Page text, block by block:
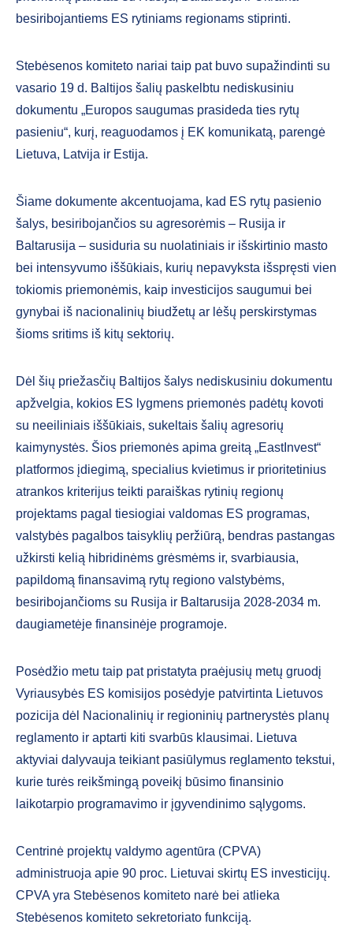
besiribojantiems ES rytiniams regionams stiprinti.
Stebėsenos komiteto nariai taip pat buvo supažindinti su
vasario 19 d. Baltijos šalių paskelbtu nediskusiniu
dokumentu „Europos saugumas prasideda ties rytų
pasieniu“, kurį, reaguodamos į EK komunikatą, parengė
Lietuva, Latvija ir Estija.
Šiame dokumente akcentuojama, kad ES rytų pasienio
šalys, besiribojančios su agresorėmis – Rusija ir
Baltarusija – susiduria su nuolatiniais ir išskirtinio masto
bei intensyvumo iššūkiais, kurių nepavyksta išspręsti vien
tokiomis priemonėmis, kaip investicijos saugumui bei
gynybai iš nacionalinių biudžetų ar lėšų perskirstymas
šioms sritims iš kitų sektorių.
Dėl šių priežasčių Baltijos šalys nediskusiniu dokumentu
apžvelgia, kokios ES lygmens priemonės padėtų kovoti
su neeiliniais iššūkiais, sukeltais šalių agresorių
kaimynystės. Šios priemonės apima greitą „EastInvest“
platformos įdiegimą, specialius kvietimus ir prioritetinius
atrankos kriterijus teikti paraiškas rytinių regionų
projektams pagal tiesiogiai valdomas ES programas,
valstybės pagalbos taisyklių peržiūrą, bendras pastangas
užkirsti kelią hibridinėms grėsmėms ir, svarbiausia,
papildomą finansavimą rytų regiono valstybėms,
besiribojančioms su Rusija ir Baltarusija 2028-2034 m.
daugiametėje finansinėje programoje.
Posėdžio metu taip pat pristatyta praėjusių metų gruodį
Vyriausybės ES komisijos posėdyje patvirtinta Lietuvos
pozicija dėl Nacionalinių ir regioninių partnerystės planų
reglamento ir aptarti kiti svarbūs klausimai. Lietuva
aktyviai dalyvauja teikiant pasiūlymus reglamento tekstui,
kurie turės reikšmingą poveikį būsimo finansinio
laikotarpio programavimo ir įgyvendinimo sąlygoms.
Centrinė projektų valdymo agentūra (CPVA)
administruoja apie 90 proc. Lietuvai skirtų ES investicijų.
CPVA yra Stebėsenos komiteto narė bei atlieka
Stebėsenos komiteto sekretoriato funkciją.